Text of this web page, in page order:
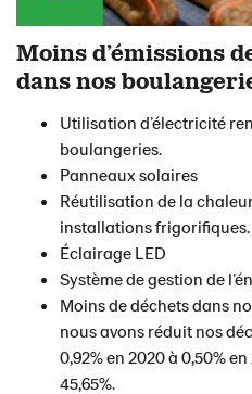
Moins d’émissions
dans nos
Utilisation d’électricité
boulangeries.
Panneaux solaires
Réutilisation de la
installations frigorifiques.
Éclairage LED
Système de gestion de
Moins de déchets dans
nous avons réduit nos
0,92% en 2020 à 0,50%
45,65%.